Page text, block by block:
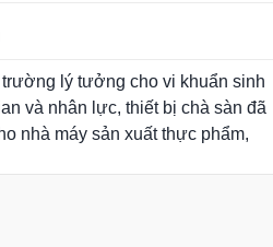
lý tưởng cho vi khuẩn sinh
và nhân lực, thiết bị chà sàn đã
nhà máy sản xuất thực phẩm,